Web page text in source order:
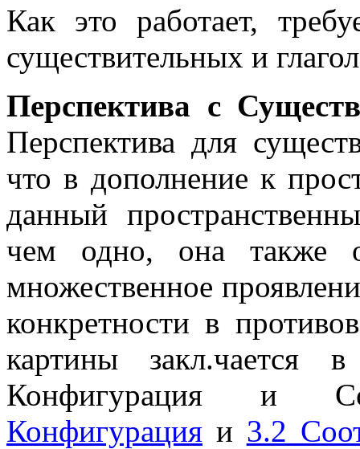
Как это работает,
существительных и
Перспектива с
Перспектива для
что в дополнение к
данный
чем одно, она также
множественное
конкретности в
картины закл.чается
Конфигурация и
Конфигурация и 3.2